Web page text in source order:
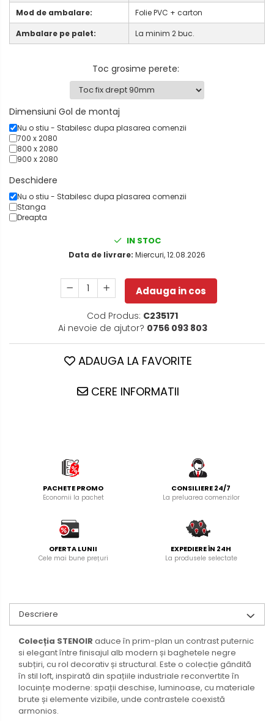
Mod de ambalare:
Folie PVC + carton
Ambalare pe palet:
La minim 2 buc.
Toc grosime perete:
Dimensiuni Gol de montaj
Nu o stiu - Stabilesc dupa plasarea comenzii
700 x 2080
800 x 2080
900 x 2080
Deschidere
Nu o stiu - Stabilesc dupa plasarea comenzii
Stanga
Dreapta
IN STOC
Data de livrare: Miercuri, 12.08.2026
Adauga in cos
Cod Produs: C235171
Ai nevoie de ajutor? 0756 093 803
ADAUGA LA FAVORITE
CERE INFORMATII
PACHETE PROMO
Economii la pachet
CONSILIERE 24/7
La preluarea comenzilor
OFERTA LUNII
Cele mai bune prețuri
EXPEDIERE ÎN 24H
La produsele selectate
Descriere
Colecția STENOIR aduce în prim-plan un contrast puternic
si elegant între finisajul alb modern și baghetele negre
subțiri, cu rol decorativ și structural. Este o colecție gândită
în stil loft, inspirată din spațiile industriale reconvertite în
locuințe moderne: spații deschise, luminoase, cu materiale
brute și elemente vizibile, unde contrastele coexistă
armonios.